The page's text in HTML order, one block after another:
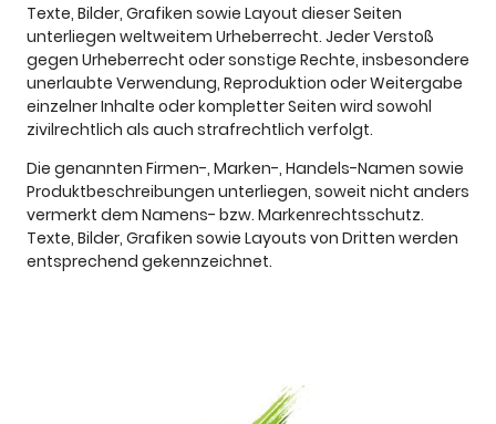
Texte, Bilder, Grafiken sowie Layout dieser Seiten
unterliegen weltweitem Urheberrecht. Jeder Verstoß
gegen Urheberrecht oder sonstige Rechte, insbesondere
unerlaubte Verwendung, Reproduktion oder Weitergabe
einzelner Inhalte oder kompletter Seiten wird sowohl
zivilrechtlich als auch strafrechtlich verfolgt.
Die genannten Firmen-, Marken-, Handels-Namen sowie
Produktbeschreibungen unterliegen, soweit nicht anders
vermerkt dem Namens- bzw. Markenrechtsschutz.
Texte, Bilder, Grafiken sowie Layouts von Dritten werden
entsprechend gekennzeichnet.